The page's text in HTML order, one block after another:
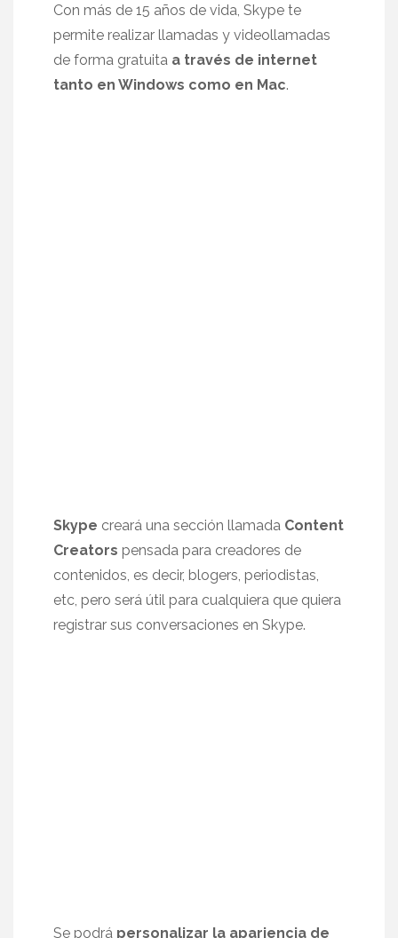
Con más de 15 años de vida, Skype te
permite realizar llamadas y videollamadas
de forma gratuita a través de internet
tanto en Windows como en Mac.
Skype creará una sección llamada Content
Creators pensada para creadores de
contenidos, es decir, blogers, periodistas,
etc, pero será útil para cualquiera que quiera
registrar sus conversaciones en Skype.
Se podrá personalizar la apariencia de